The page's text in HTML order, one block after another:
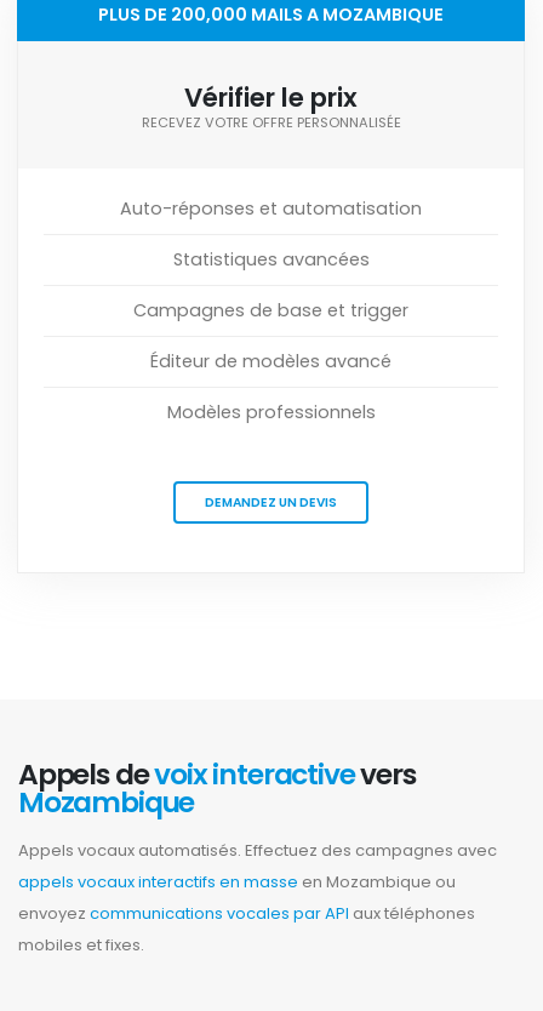
PLUS DE 200,000 MAILS A MOZAMBIQUE
Vérifier le prix
RECEVEZ VOTRE OFFRE PERSONNALISÉE
Auto-réponses et automatisation
Statistiques avancées
Campagnes de base et trigger
Éditeur de modèles avancé
Modèles professionnels
DEMANDEZ UN DEVIS
Appels devoix interactivevers
Mozambique
Appels vocaux automatisés. Effectuez des campagnes avec
appels vocaux interactifs en masse en Mozambique ou
envoyez communications vocales par API aux téléphones
mobiles et fixes.